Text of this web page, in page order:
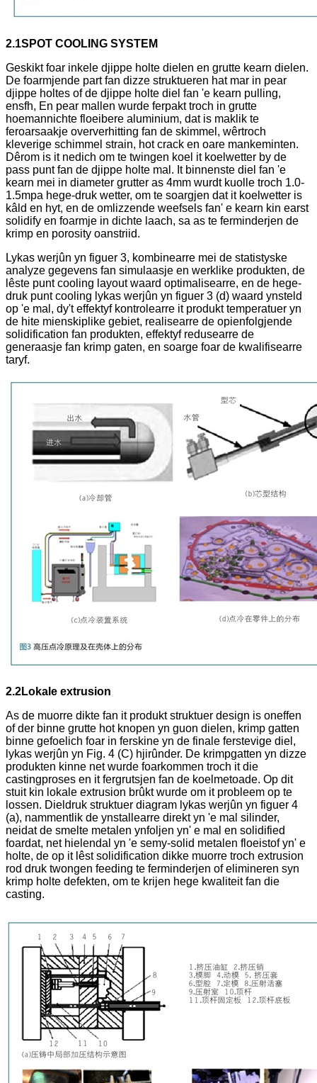
2.1SPOT COOLING SYSTEM
Geskikt foar inkele djippe holte dielen en grutte kearn dielen.
De foarmjende part fan dizze struktueren hat mar in pear
djippe holtes of de djippe holte diel fan 'e kearn pulling,
ensfh, En pear mallen wurde ferpakt troch in grutte
hoemannichte floeibere aluminium, dat is maklik te
feroarsaakje oververhitting fan de skimmel, wêrtroch
kleverige schimmel strain, hot crack en oare mankeminten.
Dêrom is it nedich om te twingen koel it koelwetter by de
pass punt fan de djippe holte mal. It binnenste diel fan 'e
kearn mei in diameter grutter as 4mm wurdt kuolle troch 1.0-
1.5mpa hege-druk wetter, om te soargjen dat it koelwetter is
kâld en hyt, en de omlizzende weefsels fan' e kearn kin earst
solidify en foarmje in dichte laach, sa as te ferminderjen de
krimp en porosity oanstriid.
Lykas werjûn yn figuer 3, kombinearre mei de statistyske
analyze gegevens fan simulaasje en werklike produkten, de
lêste punt cooling layout waard optimalisearre, en de hege-
druk punt cooling lykas werjûn yn figuer 3 (d) waard ynsteld
op 'e mal, dy't effektyf kontrolearre it produkt temperatuer yn
de hite mienskiplike gebiet, realisearre de opienfolgjende
solidification fan produkten, effektyf redusearre de
generaasje fan krimp gaten, en soarge foar de kwalifisearre
taryf.
2.2Lokale extrusion
As de muorre dikte fan it produkt struktuer design is oneffen
of der binne grutte hot knopen yn guon dielen, krimp gatten
binne gefoelich foar in ferskine yn de finale ferstevige diel,
lykas werjûn yn Fig. 4 (C) hjirûnder. De krimpgatten yn dizze
produkten kinne net wurde foarkommen troch it die
castingproses en it fergrutsjen fan de koelmetoade. Op dit
stuit kin lokale extrusion brûkt wurde om it probleem op te
lossen. Dieldruk struktuer diagram lykas werjûn yn figuer 4
(a), nammentlik de ynstallearre direkt yn 'e mal silinder,
neidat de smelte metalen ynfoljen yn' e mal en solidified
foardat, net hielendal yn 'e semy-solid metalen floeistof yn' e
holte, de op it lêst solidification dikke muorre troch extrusion
rod druk twongen feeding te ferminderjen of elimineren syn
krimp holte defekten, om te krijen hege kwaliteit fan die
casting.